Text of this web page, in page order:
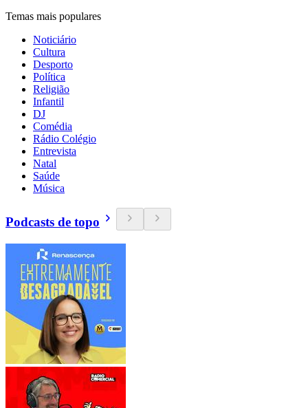
Temas mais populares
Noticiário
Cultura
Desporto
Política
Religião
Infantil
DJ
Comédia
Rádio Colégio
Entrevista
Natal
Saúde
Música
Podcasts de topo